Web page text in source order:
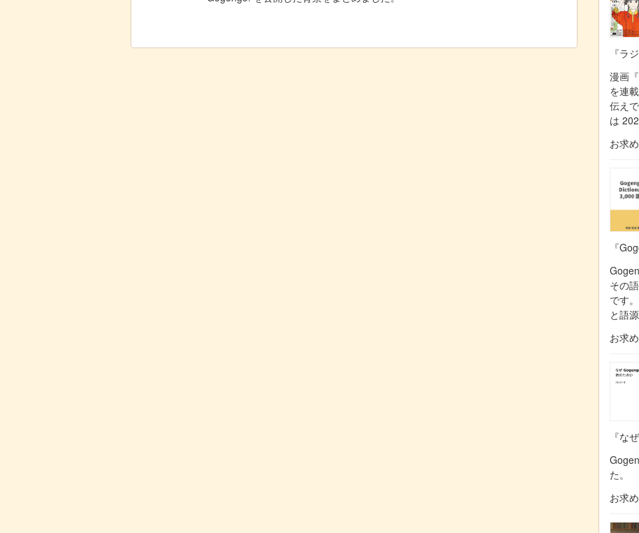
『ラ
漫画
を連
伝え
は
お求
『
その
です
と語
お求
『な
た。
お求